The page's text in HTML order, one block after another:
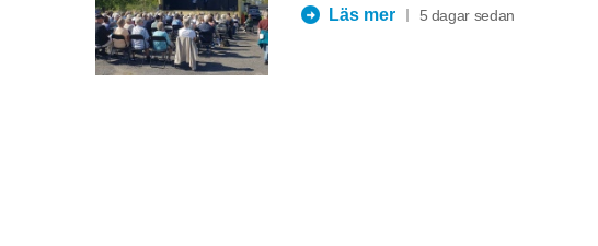
Läs mer 5 dagar sedan